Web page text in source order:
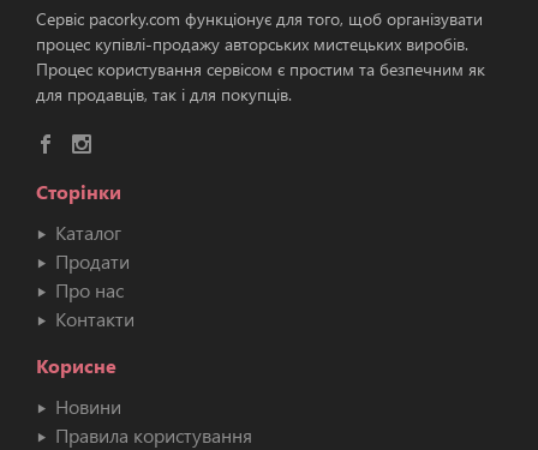
Сервіс pacorky.com функціонує для того, щоб організувати
процес купівлі-продажу авторських мистецьких виробів.
Процес користування сервісом є простим та безпечним як
для продавців, так і для покупців.
Сторінки
Каталог
Продати
Про нас
Контакти
Корисне
Новини
Правила користування